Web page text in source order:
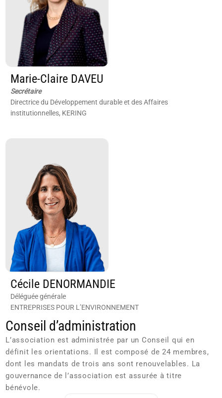
Marie-Claire DAVEU
Secrétaire
Directrice du Développement durable et des Affaires
institutionnelles, KERING
Cécile DENORMANDIE
Déléguée générale
ENTREPRISES POUR L’ENVIRONNEMENT
Conseil d’administration
L’association est administrée par un Conseil qui en
définit les orientations. Il est composé de 24 membres,
dont les mandats de trois ans sont renouvelables. La
gouvernance de l’association est assurée à titre
bénévole.